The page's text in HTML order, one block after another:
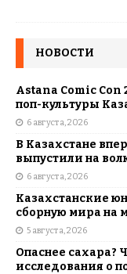
НОВОСТИ
Astana Comic Con
поп-культуры
6 августа, 2026
В Казахстане
выпустили на
6 августа, 2026
Казахстанские
сборную мира на
5 августа, 2026
Опаснее сахара?
исследования о